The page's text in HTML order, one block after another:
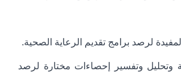
وتحليل وتفسير إحصاءات مختارة لرصد